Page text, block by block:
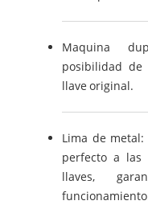
Maquina
posibilidad
llave original.
Lima de
perfecto a las
llaves,